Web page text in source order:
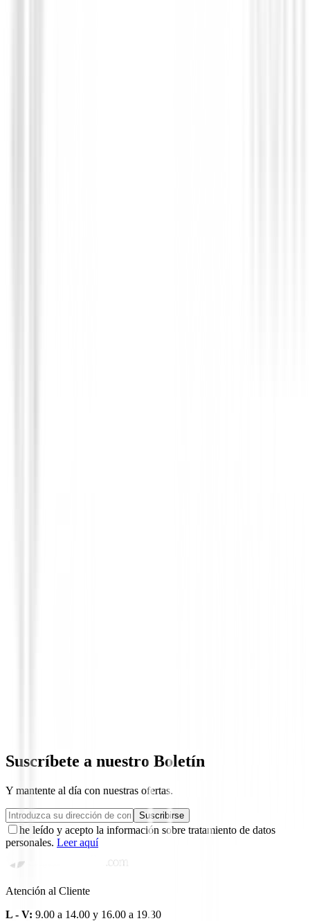
Suscríbete a nuestro Boletín
Y mantente al día con nuestras ofertas.
Suscribirse
he leído y acepto la información sobre tratamiento de datos
personales. Leer aquí
Atención al Cliente
L - V: 9.00 a 14.00 y 16.00 a 19.30